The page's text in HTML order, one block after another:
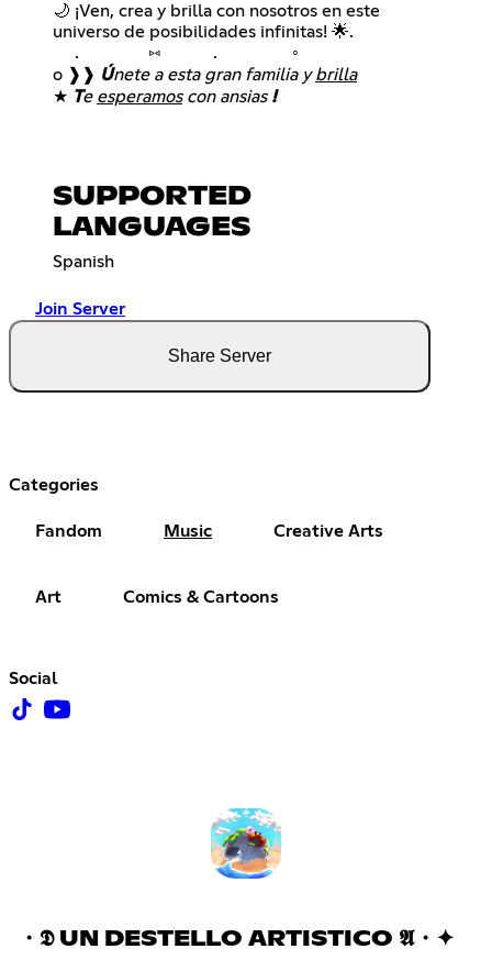
🌙 ¡Ven, crea y brilla con nosotros en este
universo de posibilidades infinitas! 🌟.
. ⑅ . ◦
o ❱❱ Únete a esta gran familia ybrilla
★ Te esperamoscon ansias !
SUPPORTED
LANGUAGES
Spanish
Join Server
Share Server
Categories
Fandom Music Creative Arts
Art Comics & Cartoons
Social
・𝕯 UN DESTELLO ARTISTICO 𝕬・✦